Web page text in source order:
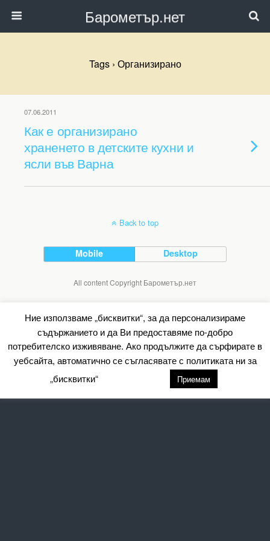
Барометър.нет
Tags › Организирано
07.06.2011
Как е организирано
храненето в детските кухни и
ясли във Варна
Back to top
Mobile Desktop
All content Copyright Барометър.нет
Ние използваме „бисквитки“, за да персонализираме
съдържанието и да Ви предоставяме по-добро
потребителско изживяване. Ако продължите да сърфирате в
уебсайта, автоматично се съгласявате с политиката ни за
„бисквитки“
Приемам